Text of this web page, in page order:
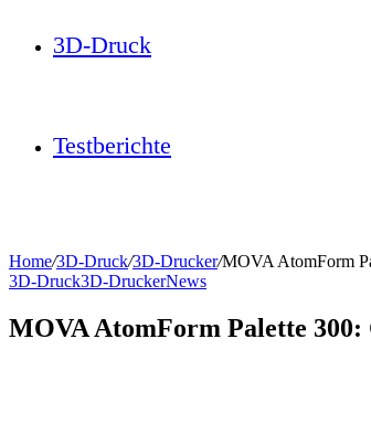
3D-Druck
Testberichte
Home/3D-Druck/3D-Drucker/MOVA AtomForm
3D-Druck3D-DruckerNews
MOVA AtomForm Palette